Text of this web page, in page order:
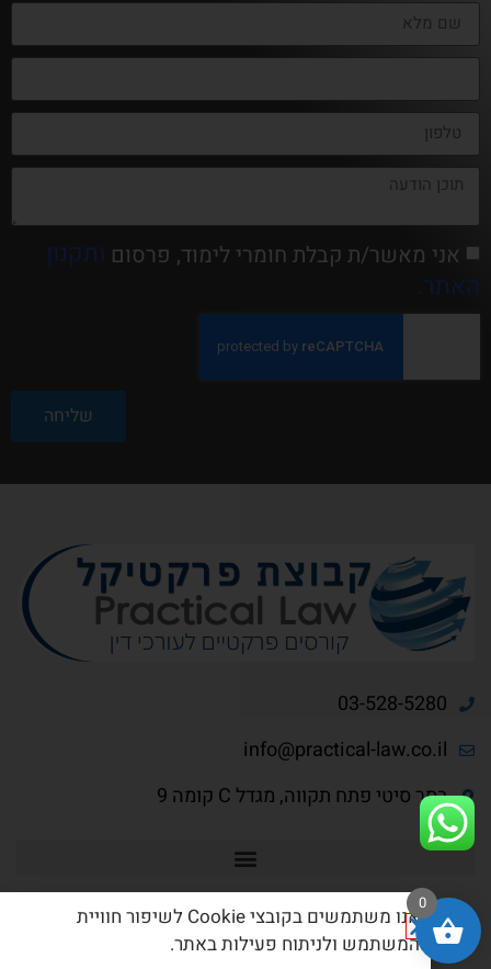
אני מאשר/ת קבלת חומרי לימוד, פרסום ותקנון
האתר.
שליחה
03-528-5280
info@practical-law.co.il
בסר סיטי פתח תקווה, מגדל C קומה 9
0
אנו משתמשים בקובצי Cookie לשיפור חוויית
המשתמש ולניתוח פעילות באתר.